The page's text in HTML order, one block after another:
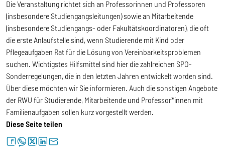
Die Veranstaltung richtet sich an Professorinnen und Professoren
(insbesondere Studiengangsleitungen) sowie an Mitarbeitende
(insbesondere Studiengangs- oder Fakultätskoordinatoren), die oft
die erste Anlaufstelle sind, wenn Studierende mit Kind oder
Pflegeaufgaben Rat für die Lösung von Vereinbarkeitsproblemen
suchen. Wichtigstes Hilfsmittel sind hier die zahlreichen SPO-
Sonderregelungen, die in den letzten Jahren entwickelt worden sind.
Über diese möchten wir Sie informieren. Auch die sonstigen Angebote
der RWU für Studierende, Mitarbeitende und Professor*innen mit
Familienaufgaben sollen kurz vorgestellt werden.
Diese Seite teilen
facebookwhatsapptwitterlinkedinletter